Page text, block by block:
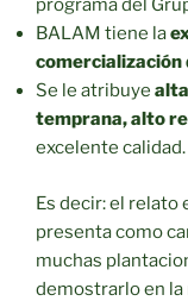
programa del
BALAM tiene la
Se le atribuye
temprana, alto
excelente calidad.
Es decir: el relato
presenta como
muchas
demostrarlo en